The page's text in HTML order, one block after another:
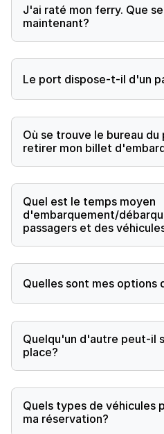
J'ai raté mon ferry. Que
maintenant?
Le port dispose-t-il d'un
Où se trouve le bureau
retirer mon billet
Quel est le temps moyen
d'embarquement/
passagers et des
Quelles sont mes options
Quelqu'un d'autre peut-il
place?
Quels types de véhicules
ma réservation?